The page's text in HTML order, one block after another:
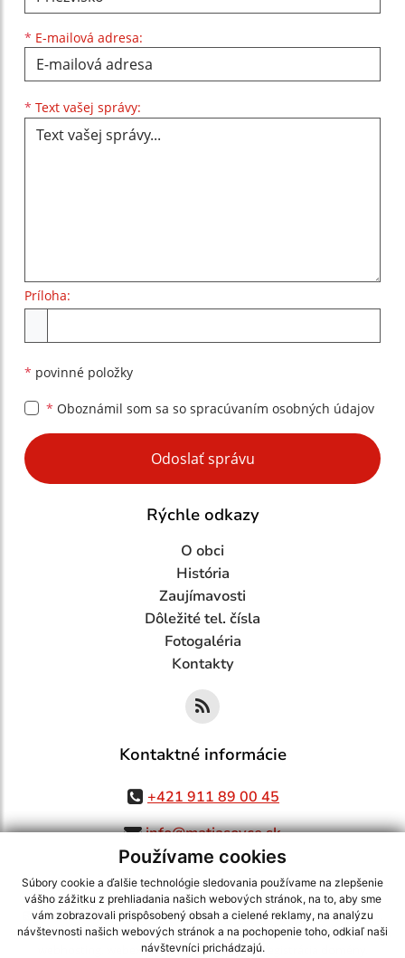
Používame cookies
Súbory cookie a ďalšie technológie sledovania používame na zlepšenie
vášho zážitku z prehliadania našich webových stránok, na to, aby sme
vám zobrazovali prispôsobený obsah a cielené reklamy, na analýzu
návštevnosti našich webových stránok a na pochopenie toho, odkiaľ naši
návštevníci prichádzajú.
* E-mailová adresa:
* Text vašej správy:
Príloha:
* povinné položky
* Oboznámil som sa so spracúvaním osobných údajov
Google reCaptcha Response
Odoslať správu
Rýchle odkazy
O obci
História
Zaujímavosti
Dôležité tel. čísla
Fotogaléria
Kontakty
Kontaktné informácie
+421 911 89 00 45
info@matiasovce.sk
využite možnosť získavania aktuálnych informácií s využitím RSS
CMS systém (redakčný) systém ECHELON 2,Mapa stránok,web portál
webex.digital, s.r.o.,domény,registrácia domény